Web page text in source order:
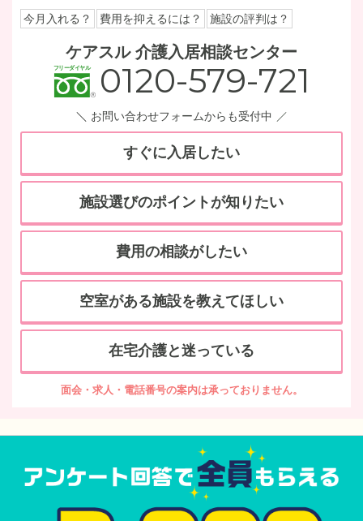
今月入れる？ 費用を抑えるには？ 施設の評判は？
ケアスル 介護入居相談センター
0120-579-721
お問い合わせフォームからも受付中
すぐに入居したい
施設選びのポイントが知りたい
費用の相談がしたい
空室がある施設を教えてほしい
在宅介護と迷っている
面会・求人・電話番号の案内は承っておりません。